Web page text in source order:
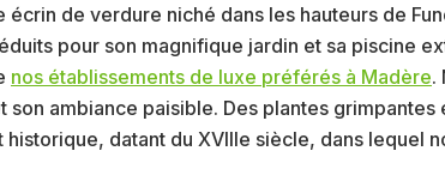
écrin de verdure niché dans les hauteurs de
pour son magnifique jardin et sa piscine
nos établissements de luxe préférés à Madère.
son ambiance paisible. Des plantes
historique, datant du XVIIIe siècle, dans lequel